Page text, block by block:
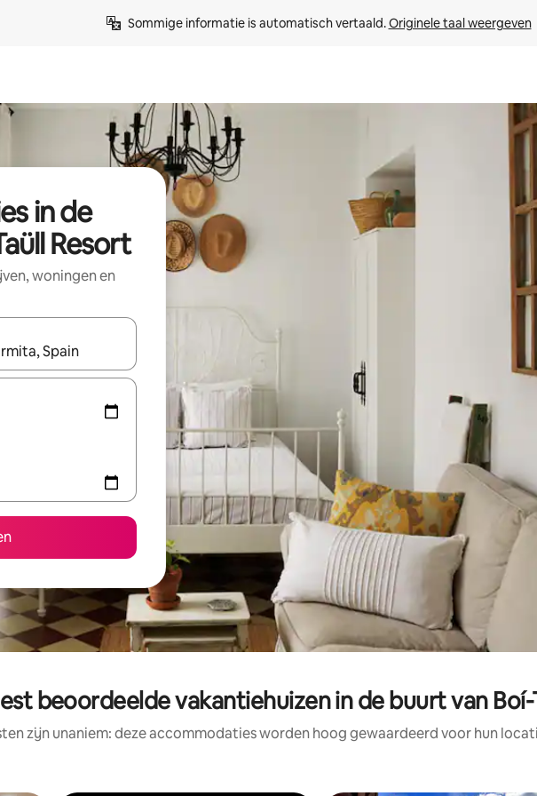
Sommige informatie is automatisch vertaald. Originele taal weergeven
in de
Resort
woningen en
zijn, maak je een keuze met je de pijltjestoetsen omhoog en omlaag, óf door te tikken
beoordeelde vakantiehuizen in de buurt van Boí-
zijn unaniem: deze accommodaties worden hoog gewaardeerd voor hun